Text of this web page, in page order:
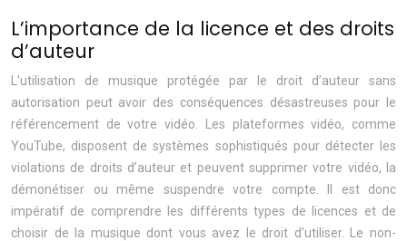
L’importance de la licence et des droits
d’auteur
L’utilisation de musique protégée par le droit d’auteur sans
autorisation peut avoir des conséquences désastreuses pour le
référencement de votre vidéo. Les plateformes vidéo, comme
YouTube, disposent de systèmes sophistiqués pour détecter les
violations de droits d’auteur et peuvent supprimer votre vidéo, la
démonétiser ou même suspendre votre compte. Il est donc
impératif de comprendre les différents types de licences et de
choisir de la musique dont vous avez le droit d’utiliser. Le non-